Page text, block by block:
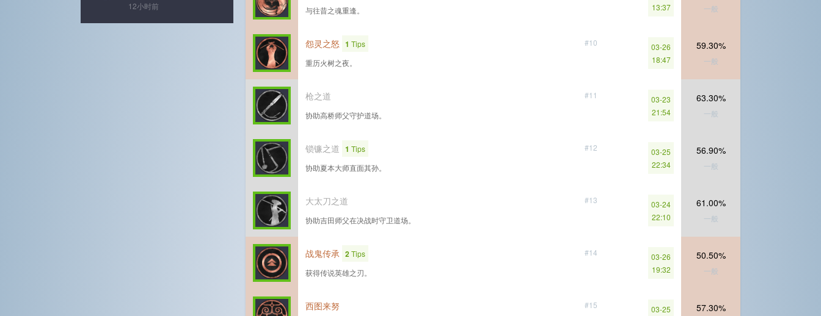
与往昔之魂重逢。
13:37
一般
#10
怨灵之怒 1 Tips
重历火树之夜。
03-26
18:47
59.30%
一般
#11
枪之道
协助高桥师父守护道场。
03-23
21:54
63.30%
一般
#12
锁镰之道 1 Tips
协助夏本大师直面其孙。
03-25
22:34
56.90%
一般
#13
大太刀之道
协助吉田师父在决战时守卫道场。
03-24
22:10
61.00%
一般
#14
战鬼传承 2Tips
获得传说英雄之刃。
03-26
19:32
50.50%
一般
#15
西图来努
03-25
57.30%
12小时前